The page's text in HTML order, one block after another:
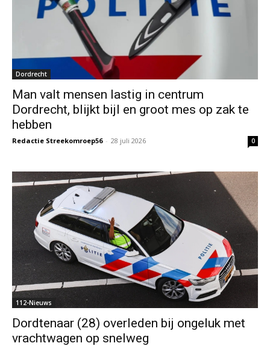
Dordrecht
Man valt mensen lastig in centrum
Dordrecht, blijkt bijl en groot mes op zak te
hebben
Redactie Streekomroep56 - 28 juli 2026 0
112-Nieuws
Dordtenaar (28) overleden bij ongeluk met
vrachtwagen op snelweg